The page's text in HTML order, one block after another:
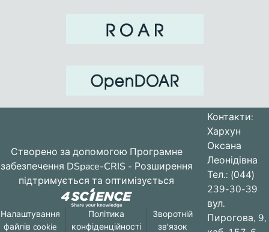
Створено за допомогою Програмне
забезпечення DSpace-CRIS - Розширення
підтримується та оптимізується
Налаштування
файлів cookie
Політика
конфіденційності
Зворотній
зв'язок
Контакти:
Хархун
Оксана
Леонідівна
Тел.: (044)
239-30-39
вул.
Пирогова, 9,